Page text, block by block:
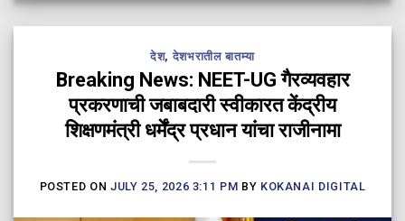
देश, देशभरातील बातम्या
Breaking News: NEET-UG गैरव्यवहार
प्रकरणाची जबाबदारी स्वीकारत केंद्रीय
शिक्षणमंत्री धर्मेंद्र प्रधान यांचा राजीनामा
POSTED ON JULY 25, 2026 3:11 PM BY KOKANAI DIGITAL